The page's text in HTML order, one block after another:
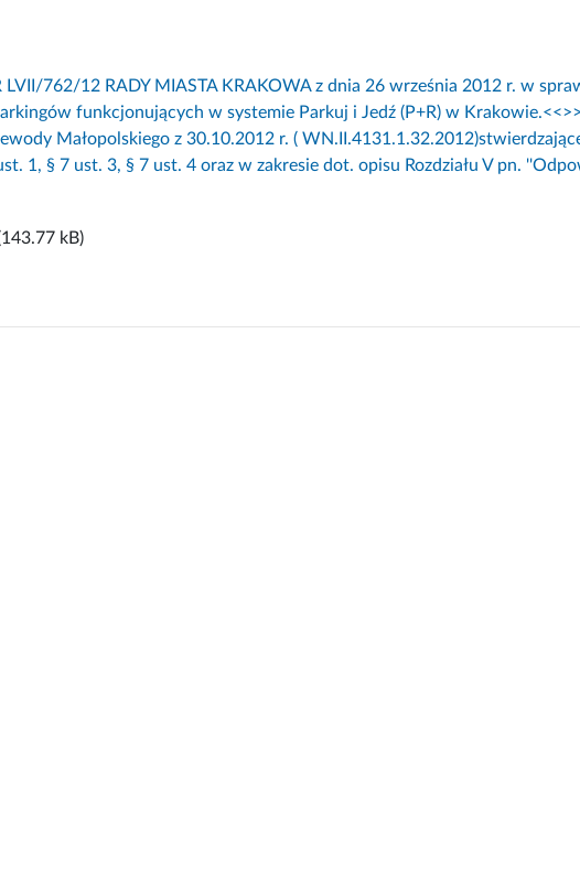
LVII/762/12 RADY MIASTA KRAKOWA z dnia 26 września 2012 r. w
funkcjonujących w systemie Parkuj i Jedź (P+R) w Krakowie.<<
Małopolskiego z 30.10.2012 r. (
1, § 7 ust. 3, § 7 ust. 4 oraz w zakresie dot. opisu Rozdziału V pn.
kB)